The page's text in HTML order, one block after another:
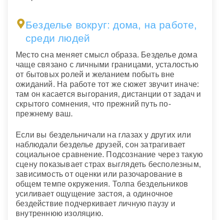
Безделье вокруг: дома, на работе,
среди людей
Место сна меняет смысл образа. Безделье дома
чаще связано с личными границами, усталостью
от бытовых ролей и желанием побыть вне
ожиданий. На работе тот же сюжет звучит иначе:
там он касается выгорания, дистанции от задач и
скрытого сомнения, что прежний путь по-
прежнему ваш.
Если вы бездельничали на глазах у других или
наблюдали безделье друзей, сон затрагивает
социальное сравнение. Подсознание через такую
сцену показывает страх выглядеть бесполезным,
зависимость от оценки или разочарование в
общем темпе окружения. Толпа бездельников
усиливает ощущение застоя, а одиночное
бездействие подчеркивает личную паузу и
внутреннюю изоляцию.